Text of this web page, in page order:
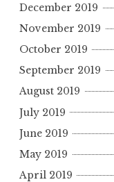
December 2019
November 2019
October 2019
September 2019
August 2019
July 2019
June 2019
May 2019
April 2019